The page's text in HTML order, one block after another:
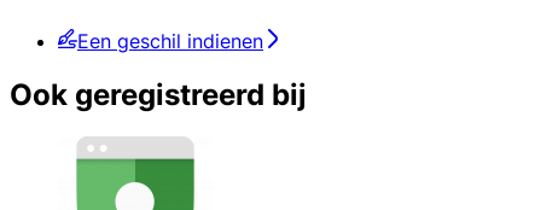
Een geschil indienen
Ook geregistreerd bij